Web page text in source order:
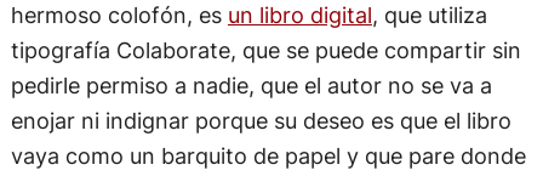
hermoso colofón, es un libro digital, que utiliza
tipografía Colaborate, que se puede compartir sin
pedirle permiso a nadie, que el autor no se va a
enojar ni indignar porque su deseo es que el libro
vaya como un barquito de papel y que pare donde